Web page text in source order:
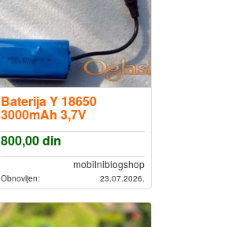
Baterija Y 18650
3000mAh 3,7V
800,00din
mobilniblogshop
Obnovljen: 23.07.2026.